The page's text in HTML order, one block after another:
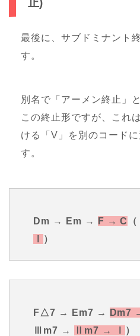
止)
最後に、サブドミナント
す。
別名で「アーメン終止」
この終止形ですが、これ
ける「V」を別のコード
す。
Dm → Em → F → C
）
F△7 → Em7 → Dm7
Ⅲm7 →
Ⅱm7 → Ⅰ ）